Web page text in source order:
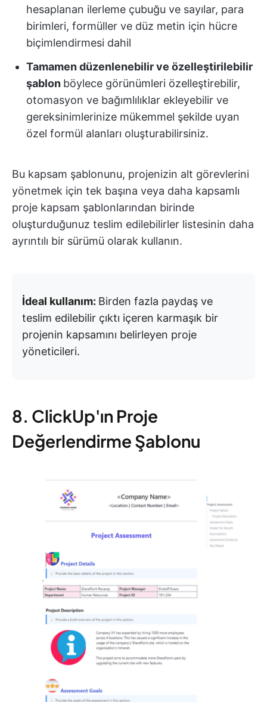
hesaplanan ilerleme çubuğu ve sayılar, para
birimleri, formüller ve düz metin için hücre
biçimlendirmesi dahil
Tamamen düzenlenebilir ve özelleştirilebilir
şablon böylece görünümleri özelleştirebilir,
otomasyon ve bağımlılıklar ekleyebilir ve
gereksinimlerinize mükemmel şekilde uyan
özel formül alanları oluşturabilirsiniz.
Bu kapsam şablonunu, projenizin alt görevlerini
yönetmek için tek başına veya daha kapsamlı
proje kapsam şablonlarından birinde
oluşturduğunuz teslim edilebilirler listesinin daha
ayrıntılı bir sürümü olarak kullanın.
İdeal kullanım: Birden fazla paydaş ve
teslim edilebilir çıktı içeren karmaşık bir
projenin kapsamını belirleyen proje
yöneticileri.
8. ClickUp'ın Proje
Değerlendirme Şablonu